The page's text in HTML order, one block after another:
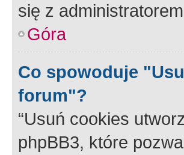
się z
Góra
Co spowoduje
forum"?
“Usuń cookies
phpBB3, które